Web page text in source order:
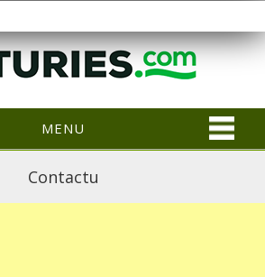
MENU
Contactu